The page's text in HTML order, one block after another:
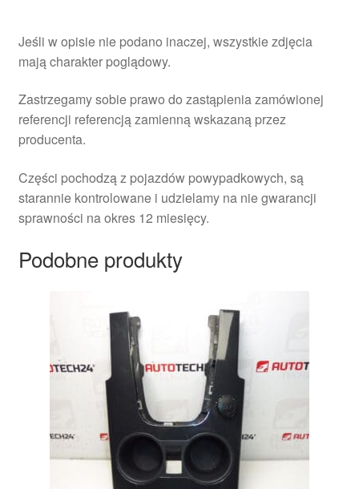
Jeśli w opisie nie podano inaczej, wszystkie zdjęcia
mają charakter poglądowy.
Zastrzegamy sobie prawo do zastąpienia zamówionej
referencji referencją zamienną wskazaną przez
producenta.
Części pochodzą z pojazdów powypadkowych, są
starannie kontrolowane i udzielamy na nie gwarancji
sprawności na okres 12 miesięcy.
Podobne produkty